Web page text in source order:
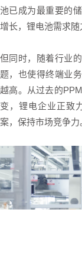
池已成为最重要的
增长，锂电池需求随
但同时，随着行业
题，也使得终端业
越高。从过去的
变，锂电企业正致
案，保持市场竞争力